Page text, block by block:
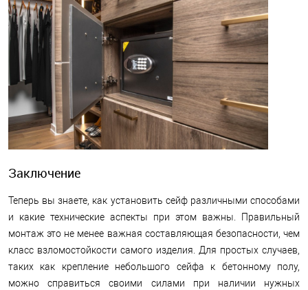
Заключение
Теперь вы знаете, как установить сейф различными способами
и какие технические аспекты при этом важны. Правильный
монтаж это не менее важная составляющая безопасности, чем
класс взломостойкости самого изделия. Для простых случаев,
таких как крепление небольшого сейфа к бетонному полу,
можно справиться своими силами при наличии нужных